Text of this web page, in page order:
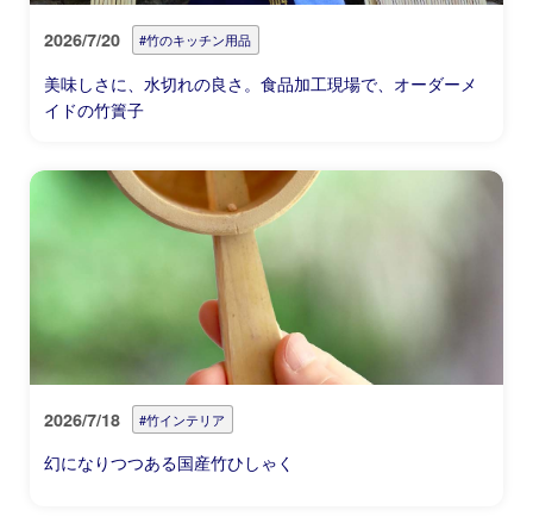
2026/7/20 #竹のキッチン用品
美味しさに、水切れの良さ。食品加工現場で、オーダーメ
イドの竹簀子
2026/7/18 #竹インテリア
幻になりつつある国産竹ひしゃく